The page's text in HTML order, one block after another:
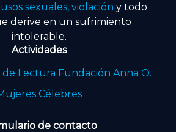
sexuales, violación y todo
derive en un sufrimiento
intolerable.
Actividades
Lectura Fundación Anna O.
Célebres
de contacto